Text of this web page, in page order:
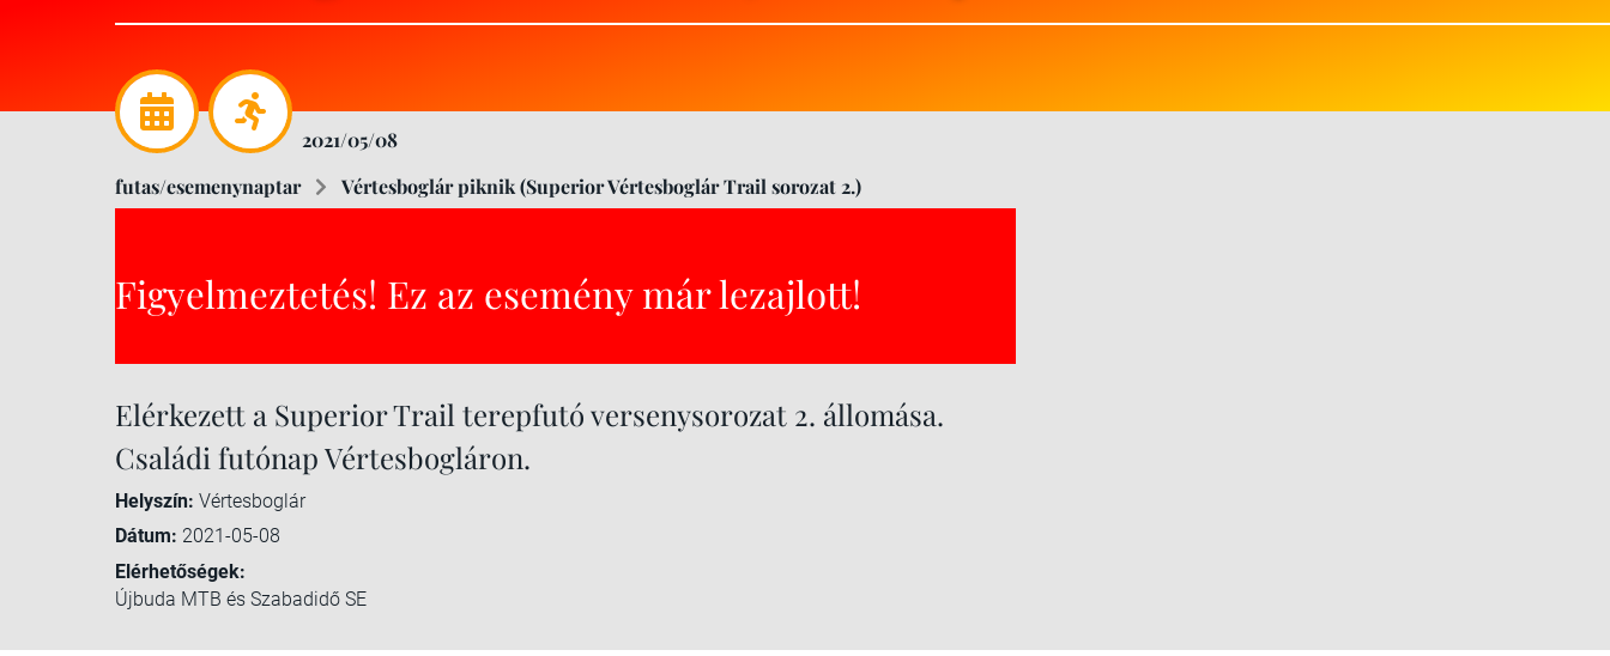
2021/05/08
futas/esemenynaptar
Vértesboglár piknik (Superior Vértesboglár Trail sorozat 2.)
Figyelmeztetés! Ez az esemény már lezajlott!
Elérkezett a Superior Trail terepfutó versenysorozat 2. állomása.
Családi futónap Vértesbogláron.
Helyszín: Vértesboglár
Dátum: 2021-05-08
Elérhetőségek:
Újbuda MTB és Szabadidő SE